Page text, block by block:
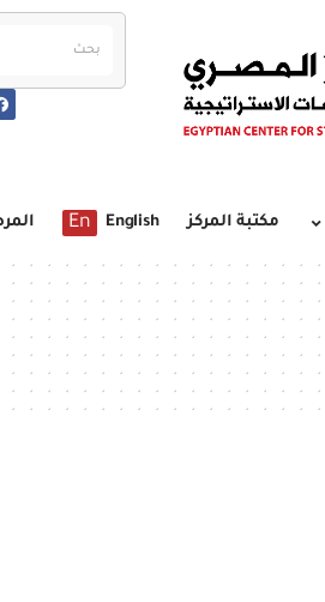
مكتبة المركز English
En